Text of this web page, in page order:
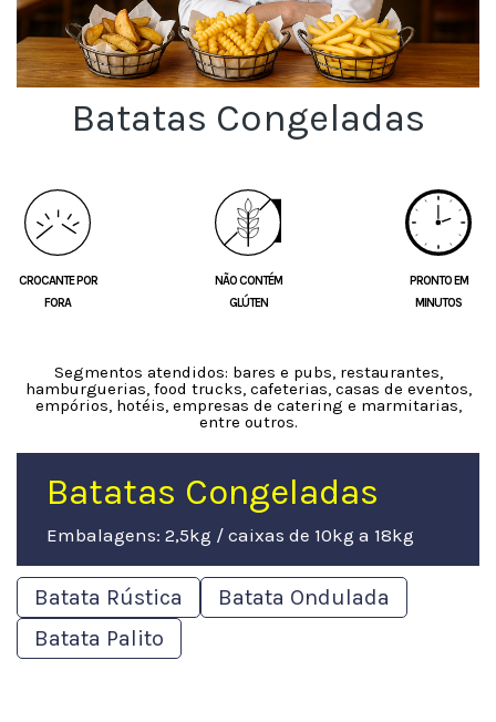
Batatas Congeladas
CROCANTE POR
FORA
NÃO CONTÉM
GLÚTEN
PRONTO EM
MINUTOS
Segmentos atendidos: bares e pubs, restaurantes,
hamburguerias, food trucks, cafeterias, casas de eventos,
empórios, hotéis, empresas de catering e marmitarias,
entre outros.
Batatas Congeladas
Embalagens: 2,5kg / caixas de 10kg a 18kg
Batata Rústica
Batata Ondulada
Batata Palito